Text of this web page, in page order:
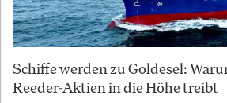
Schiffe werden zu Goldesel:
Reeder-Aktien in die Höhe treibt